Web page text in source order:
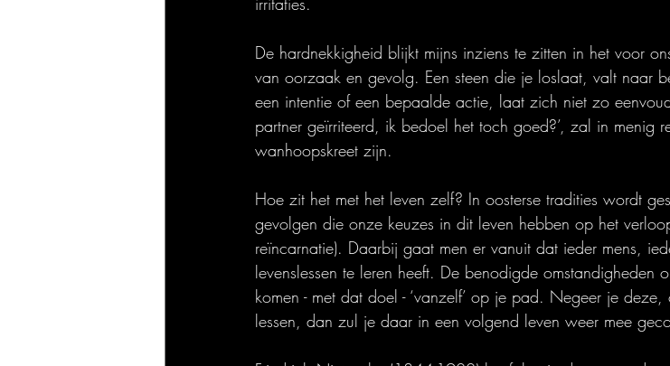
De hardnekkigheid blijkt mijns inziens te zitten in het voor
van oorzaak en gevolg. Een steen die je loslaat, valt naar
een intentie of een bepaalde actie, laat zich niet zo
partner geïrriteerd, ik bedoel het toch goed?’, zal in menig
wanhoopskreet zijn.
Hoe zit het met het leven zelf? In oosterse tradities wordt
gevolgen die onze keuzes in dit leven hebben op het
reïncarnatie). Daarbij gaat men er vanuit dat ieder mens,
levenslessen te leren heeft. De benodigde omstandigheden
komen - met dat doel - ‘vanzelf’ op je pad. Negeer je
lessen, dan zul je daar in een volgend leven weer mee